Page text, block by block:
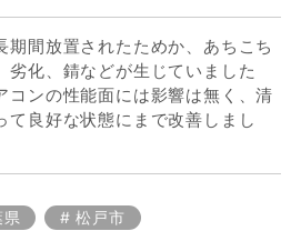
期間放置されたためか、あちこち
劣化、錆などが生じていました
コンの性能面には影響は無く、清
て良好な状態にまで改善しまし
松戸市